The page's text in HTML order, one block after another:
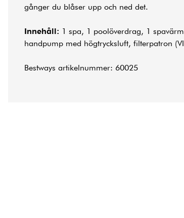
gånger du blåser upp och ned det.
Innehåll: 1 spa, 1 poolöverdrag, 1
handpump med högtrycksluft, filterpatron
Bestways artikelnummer: 60025